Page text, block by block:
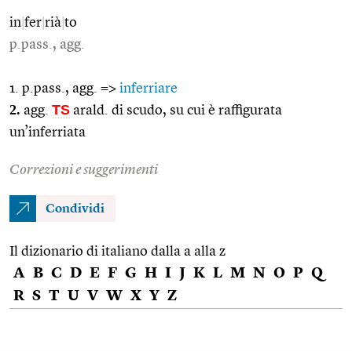
in fer rià to
p.pass., agg.
1. p.pass., agg. => inferriare
2. agg. TS arald. di scudo, su cui è raffigurata
un’inferriata
Correzioni e suggerimenti
Condividi
Il dizionario di italiano dalla a alla z
A B C D E F G H I J K L M N O P Q
R S T U V W X Y Z